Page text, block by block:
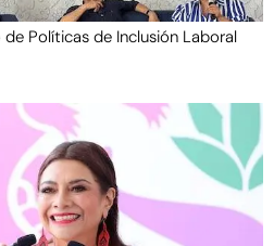
Políticas de Inclusión Laboral